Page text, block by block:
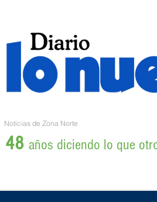
Noticias de Zona Norte
48 años diciendo lo que